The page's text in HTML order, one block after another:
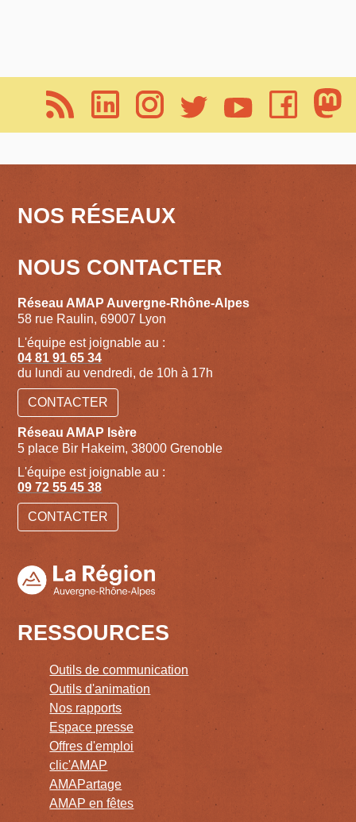
NOS RÉSEAUX
NOUS CONTACTER
Réseau AMAP Auvergne-Rhône-Alpes
58 rue Raulin, 69007 Lyon
L'équipe est joignable au :
04 81 91 65 34
du lundi au vendredi, de 10h à 17h
CONTACTER
Réseau AMAP Isère
5 place Bir Hakeim, 38000 Grenoble
L'équipe est joignable au :
09 72 55 45 38
CONTACTER
RESSOURCES
Outils de communication
Outils d'animation
Nos rapports
Espace presse
Offres d'emploi
clic'AMAP
AMAPartage
AMAP en fêtes